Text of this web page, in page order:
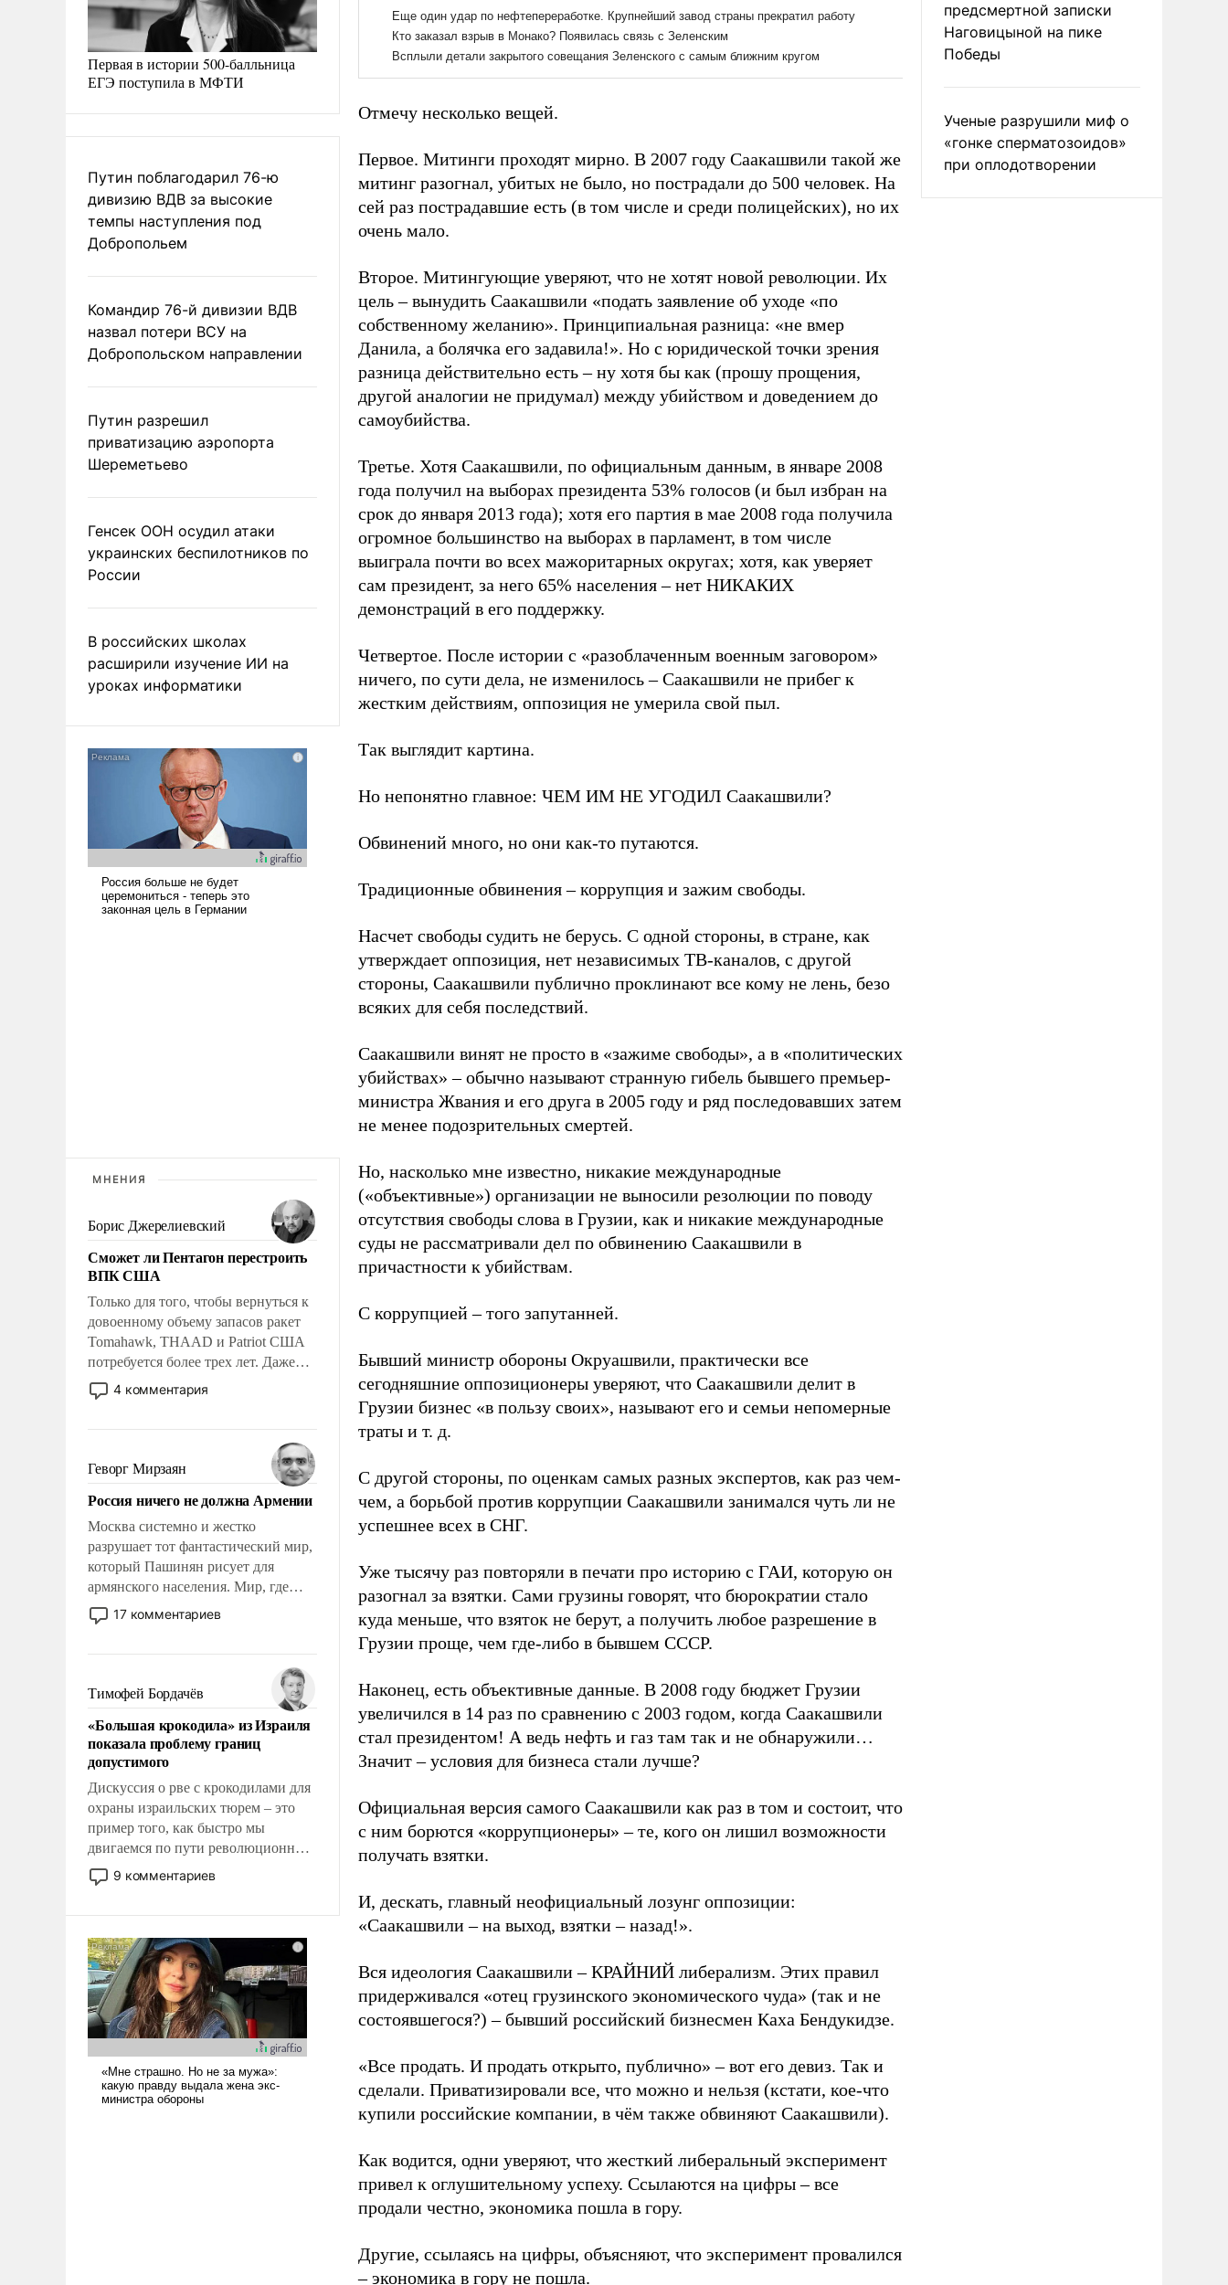
Первая в истории 500-балльница
ЕГЭ поступила в МФТИ
Путин поблагодарил 76-ю
дивизию ВДВ за высокие
темпы наступления под
Добропольем
Командир 76-й дивизии ВДВ
назвал потери ВСУ на
Добропольском направлении
Путин разрешил
приватизацию аэропорта
Шереметьево
Генсек ООН осудил атаки
украинских беспилотников по
России
В российских школах
расширили изучение ИИ на
уроках информатики
МНЕНИЯ
Борис Джерелиевский
Сможет ли Пентагон перестроить
ВПК США
Только для того, чтобы вернуться к
довоенному объему запасов ракет
Tomahawk, THAAD и Patriot США
потребуется более трех лет. Даже
небольшая война с Ираном
опустошила американские
уязвимости США, например, перед
Китаем.
4 комментария
Геворг Мирзаян
Россия ничего не должна Армении
Москва системно и жестко
разрушает тот фантастический мир,
который Пашинян рисует для
армянского населения. Мир, где
политические прожекты будут
безусловно оплачиваться за счет
где Еревану за свои поступки не
нужно отвечать.
17 комментариев
Тимофей Бордачёв
«Большая крокодила» из Израиля
показала проблему границ
допустимого
Дискуссия о рве с крокодилами для
охраны израильских тюрем – это
пример того, как быстро мы
двигаемся по пути революционных
изменений. То, что несколько лет
назад было образом для
9 комментариев
Отмечу несколько вещей.
Первое. Митинги проходят мирно. В 2007 году Саакашвили такой же
митинг разогнал, убитых не было, но пострадали до 500 человек. На
сей раз пострадавшие есть (в том числе и среди полицейских), но их
очень мало.
Второе. Митингующие уверяют, что не хотят новой революции. Их
цель – вынудить Саакашвили «подать заявление об уходе «по
собственному желанию». Принципиальная разница: «не вмер
Данила, а болячка его задавила!». Но с юридической точки зрения
разница действительно есть – ну хотя бы как (прошу прощения,
другой аналогии не придумал) между убийством и доведением до
самоубийства.
Третье. Хотя Саакашвили, по официальным данным, в январе 2008
года получил на выборах президента 53% голосов (и был избран на
срок до января 2013 года); хотя его партия в мае 2008 года получила
огромное большинство на выборах в парламент, в том числе
выиграла почти во всех мажоритарных округах; хотя, как уверяет
сам президент, за него 65% населения – нет НИКАКИХ
демонстраций в его поддержку.
Четвертое. После истории с «разоблаченным военным заговором»
ничего, по сути дела, не изменилось – Саакашвили не прибег к
жестким действиям, оппозиция не умерила свой пыл.
Так выглядит картина.
Но непонятно главное: ЧЕМ ИМ НЕ УГОДИЛ Саакашвили?
Обвинений много, но они как-то путаются.
Традиционные обвинения – коррупция и зажим свободы.
Насчет свободы судить не берусь. С одной стороны, в стране, как
утверждает оппозиция, нет независимых ТВ-каналов, с другой
стороны, Саакашвили публично проклинают все кому не лень, безо
всяких для себя последствий.
Саакашвили винят не просто в «зажиме свободы», а в «политических
убийствах» – обычно называют странную гибель бывшего премьер-
министра Жвания и его друга в 2005 году и ряд последовавших затем
не менее подозрительных смертей.
Но, насколько мне известно, никакие международные
(«объективные») организации не выносили резолюции по поводу
отсутствия свободы слова в Грузии, как и никакие международные
суды не рассматривали дел по обвинению Саакашвили в
причастности к убийствам.
С коррупцией – того запутанней.
Бывший министр обороны Окруашвили, практически все
сегодняшние оппозиционеры уверяют, что Саакашвили делит в
Грузии бизнес «в пользу своих», называют его и семьи непомерные
траты и т. д.
С другой стороны, по оценкам самых разных экспертов, как раз чем-
чем, а борьбой против коррупции Саакашвили занимался чуть ли не
успешнее всех в СНГ.
Уже тысячу раз повторяли в печати про историю с ГАИ, которую он
разогнал за взятки. Сами грузины говорят, что бюрократии стало
куда меньше, что взяток не берут, а получить любое разрешение в
Грузии проще, чем где-либо в бывшем СССР.
Наконец, есть объективные данные. В 2008 году бюджет Грузии
увеличился в 14 раз по сравнению с 2003 годом, когда Саакашвили
стал президентом! А ведь нефть и газ там так и не обнаружили…
Значит – условия для бизнеса стали лучше?
Официальная версия самого Саакашвили как раз в том и состоит, что
с ним борются «коррупционеры» – те, кого он лишил возможности
получать взятки.
И, дескать, главный неофициальный лозунг оппозиции:
«Саакашвили – на выход, взятки – назад!».
Вся идеология Саакашвили – КРАЙНИЙ либерализм. Этих правил
придерживался «отец грузинского экономического чуда» (так и не
состоявшегося?) – бывший российский бизнесмен Каха Бендукидзе.
«Все продать. И продать открыто, публично» – вот его девиз. Так и
сделали. Приватизировали все, что можно и нельзя (кстати, кое-что
купили российские компании, в чём также обвиняют Саакашвили).
Как водится, одни уверяют, что жесткий либеральный эксперимент
привел к оглушительному успеху. Ссылаются на цифры – все
продали честно, экономика пошла в гору.
Другие, ссылаясь на цифры, объясняют, что эксперимент провалился
– экономика в гору не пошла.
предсмертной записки
Наговицыной на пике
Победы
Ученые разрушили миф о
«гонке сперматозоидов»
при оплодотворении